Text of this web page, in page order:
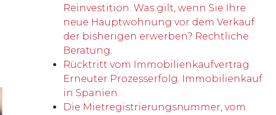
Reinvestition. Was gilt, wenn Sie Ihre
neue Hauptwohnung vor dem Verkauf
der bisherigen erwerben? Rechtliche
Beratung.
Rücktritt vom Immobilienkaufvertrag.
Erneuter Prozesserfolg. Immobilienkauf
in Spanien.
Die Mietregistrierungsnummer, vom